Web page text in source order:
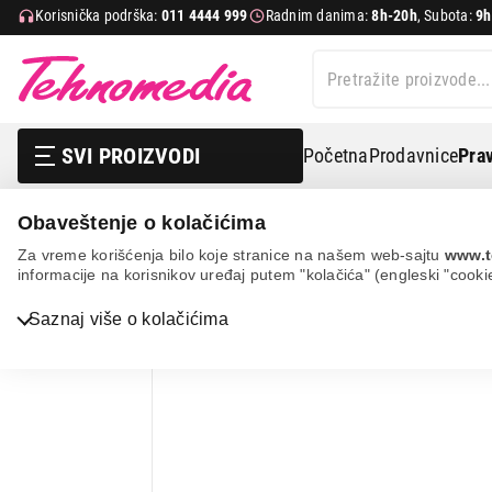
Obaveštenje o kolačićima
Za vreme korišćenja bilo koje stranice na našem web-sajtu
informacije na korisnikov uređaj putem "kolačića" (engleski
Saznaj više o kolačićima
Korisnička podrška: 011 4444 999 Radnim danima:8h-20h, Subota:
SVI PROIZVODI PočetnaProdavnice
Bela tehnika
Tv, audio, video i foto Zvučnici